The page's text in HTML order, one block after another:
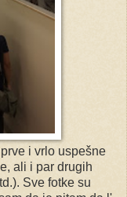
i vrlo uspešne
ali i par drugih
Sve fotke su